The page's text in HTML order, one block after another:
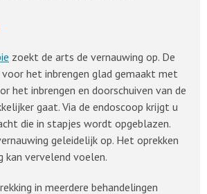
zoekt de arts de vernauwing op. De
het inbrengen glad gemaakt met
het inbrengen en doorschuiven van de
gaat. Via de endoscoop krijgt u
die in stapjes wordt opgeblazen.
geleidelijk op. Het oprekken
kan vervelend voelen.
in meerdere behandelingen